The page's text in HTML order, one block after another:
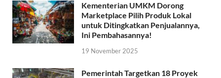
Kementerian UMKM Dorong
Marketplace Pilih Produk Lokal
untuk Ditingkatkan Penjualannya,
Ini Pembahasannya!
19 November 2025
Pemerintah Targetkan 18 Proyek